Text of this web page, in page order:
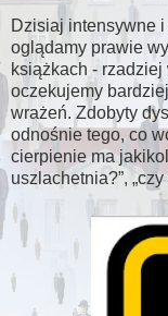
Dzisiaj intensywne
oglądamy prawie
książkach -
oczekujemy
wrażeń. Zdobyty
odnośnie tego, co
cierpienie ma
uszlachetnia? , czy